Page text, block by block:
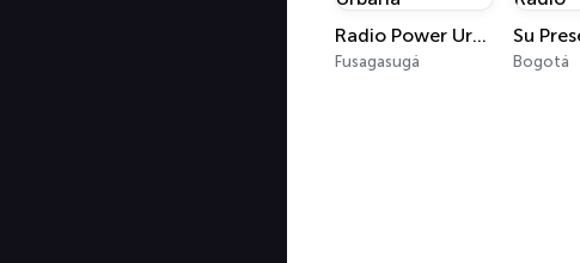
Radio Power Urbana
Fusagasugá Bogotá